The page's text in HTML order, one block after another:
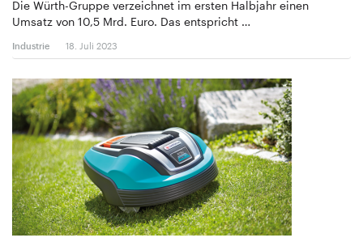
Die Würth-Gruppe verzeichnet im ersten Halbjahr einen
Umsatz von 10,5 Mrd. Euro. Das entspricht …
Industrie 18. Juli 2023